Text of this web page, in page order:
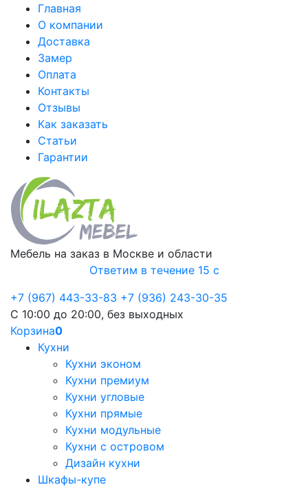
Главная
О компании
Доставка
Замер
Оплата
Контакты
Отзывы
Как заказать
Статьи
Гарантии
Мебель на заказ в Москве и области
Ответим в течение 15 с
+7 (967) 443-33-83 +7 (936) 243-30-35
С 10:00 до 20:00, без выходных
Корзина0
Кухни
Кухни эконом
Кухни премиум
Кухни угловые
Кухни прямые
Кухни модульные
Кухни с островом
Дизайн кухни
Шкафы-купе